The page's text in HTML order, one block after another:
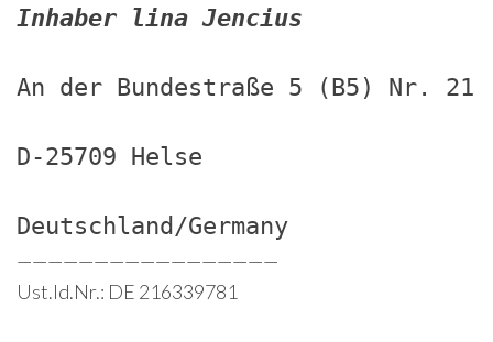
Inhaber lina Jencius
An der Bundestraße 5 (B5) Nr. 21
D-25709 Helse
Deutschland/Germany
—————————————————
Ust.Id.Nr.: DE 216339781